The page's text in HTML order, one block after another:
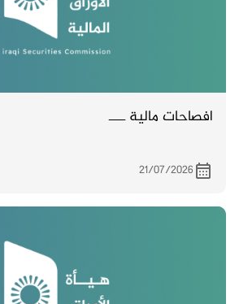
افصاحات مالية ــــ
21/07/2026